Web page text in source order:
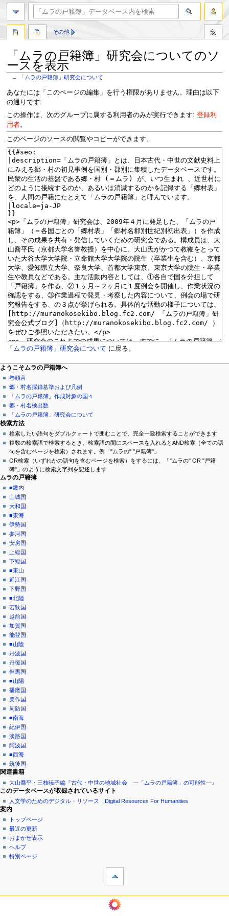
「ムラの戸籍簿」研究会についてのソ
ースを表示
← 「ムラの戸籍簿」研究会について
ナ
ビ
ゲ
ー
シ
ョ
ン
に
移
動
検
索
に
移
動
あなたには「このページの編集」を行う権限がありません。理由は以下
の通りです:
この操作は、次のグループに属する利用者のみが実行できます: 登録利
用者。
このページのソースの閲覧やコピーができます。
「ムラの戸籍簿」研究会について に戻る。
ナ
ビ
ゲ
ー
シ
ョ
メ
ニ
ュ
ー
ページ操作
ペ
ー
ジ
議
論
閲
覧
ソ
ー
を
閲
歴
その他
個人用ツール
ロ
グ
イ
ン
ようこそムラの戸籍簿へ
巻頭言
郷・村名採録基準および凡例
「ムラの戸籍簿」作成対象の国々
郷・村名検出数
「ムラの戸籍簿」研究会について
検索
検索方法
検索したい語句をダブルクォートで囲むことで、完全一致検索することができます
複数の検索語で検索するとき、検索語の間にスペースを入れるとAND検索（全ての語
句を含むページを検索）されます。例「"ムラの" "戸籍簿"」
OR検索（いずれかの語句を含むページを検索）をするには、「"ムラの" OR "戸籍
簿"」のように検索文字列を記述します
ムラの戸籍簿
■畿内
山城国
大和国
■東海
伊勢国
参河国
安房国
上総国
下総国
■東山
近江国
下野国
■北陸
若狭国
越前国
加賀国
能登国
■山陰
丹波国
丹後国
但馬国
■山陽
播磨国
美作国
周防国
■南海
紀伊国
淡路国
阿波国
■西海
筑後国
関連書籍
大山喬平・三枝暁子編『古代・中世の地域社会 ―「ムラの戸籍簿」の可能性―』
このデータベースが収録されているサイト
人文学のためのデジタル・リソース Digital Resources For Humanities
案内
トップページ
最近の更新
おまかせ表示
ヘルプ
特別ページ
ようこそムラの戸籍簿へ